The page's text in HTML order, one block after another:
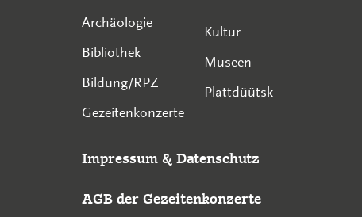
Archäologie
Bibliothek
Bildung/RPZ
Gezeitenkonzerte
Kultur
Museen
Plattdüütsk
Impressum & Datenschutz
AGB der Gezeitenkonzerte